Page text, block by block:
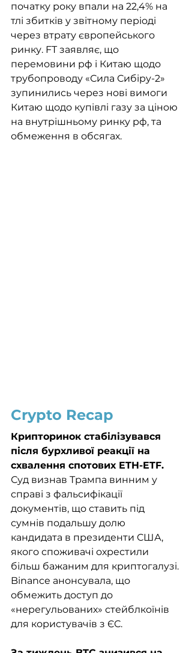
початку року впали на 22,4% на
тлі збитків у звітному періоді
через втрату європейського
ринку. FT заявляє, що
перемовини рф і Китаю щодо
трубопроводу «Сила Сибіру-2»
зупинились через нові вимоги
Китаю щодо купівлі газу за ціною
на внутрішньому ринку рф, та
обмеження в обсягах.
Crypto Recap
Крипторинок стабілізувався
після бурхливої реакції на
схвалення спотових ETH-ETF.
Суд визнав Трампа винним у
справі з фальсифікації
документів, що ставить під
сумнів подальшу долю
кандидата в президенти США,
якого споживачі охрестили
більш бажаним для криптогалузі.
Binance анонсувала, що
обмежить доступ до
«нерегульованих» стейблкоїнів
для користувачів з ЄС.